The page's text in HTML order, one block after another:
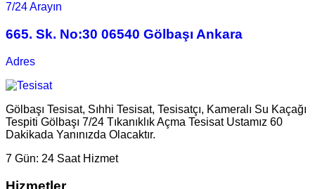
7/24 Arayın
665. Sk. No:30 06540 Gölbaşı Ankara
Adres
Gölbaşı Tesisat, Sıhhi Tesisat, Tesisatçı, Kameralı Su Kaçağı
Tespiti Gölbaşı 7/24 Tıkanıklık Açma Tesisat Ustamız 60
Dakikada Yanınızda Olacaktır.
7 Gün: 24 Saat Hizmet
Hizmetler